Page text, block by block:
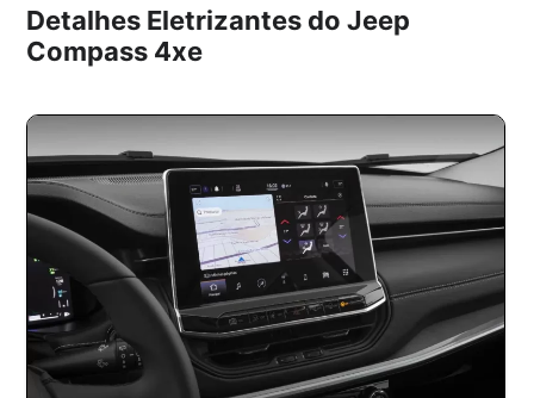
Detalhes Eletrizantes do Jeep
Compass 4xe